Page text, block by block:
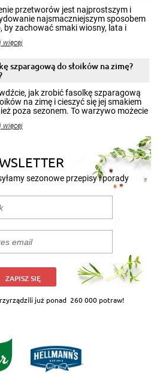
przetworów jest najprostszym i
najsmaczniejszym sposobem
by zachować smaki wiosny, lata i
by cieszyć nimi oko w sezonie
poczuć atmosferę cieplejszych
Przygotowanie słoików ze
które pozwolą zachować świeżość
więcej
szparagową do słoików na zimę?
jak zrobić fasolkę szparagową
na zimę i cieszyć się jej smakiem
poza sezonem. To warzywo możecie
propozycje!
więcej
sezonowe przepisy i porady
ZAPISZ SIĘ
już ponad 260 000 potraw!